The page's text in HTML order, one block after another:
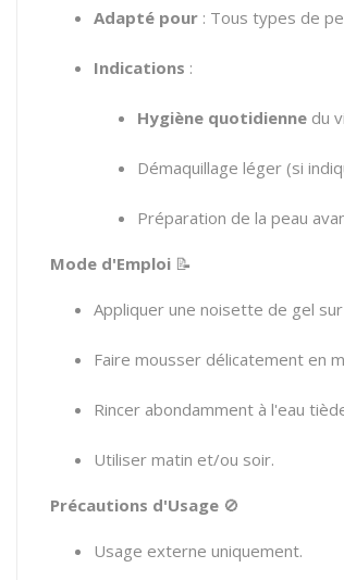
Adapté pour : Tous types de
Indications :
Hygiène quotidienne du
Démaquillage léger (si
Préparation de la peau
Mode d'Emploi 📝
Appliquer une noisette de gel
Faire mousser délicatement en
Rincer abondamment à l'eau
Utiliser matin et/ou soir.
Précautions d'Usage 🚫
Usage externe uniquement.